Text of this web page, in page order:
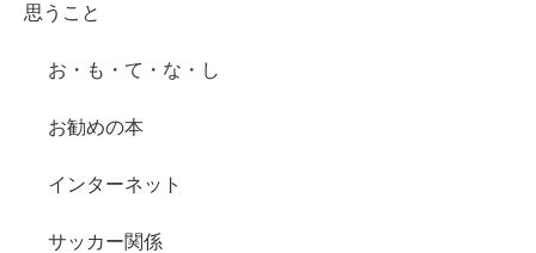
思うこと
お・も・て・な・し
お勧めの本
インターネット
サッカー関係